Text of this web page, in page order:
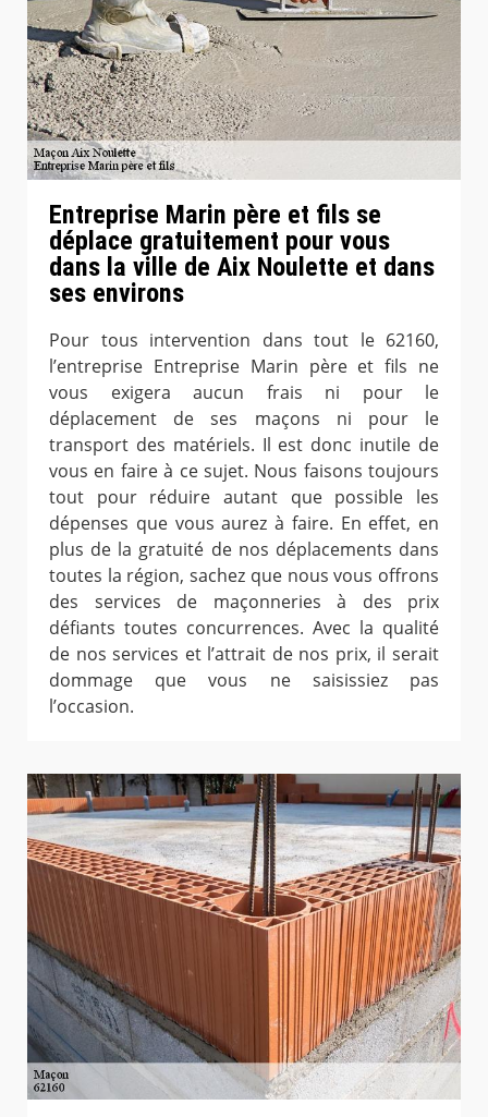
Entreprise Marin père et fils se
déplace gratuitement pour vous
dans la ville de Aix Noulette et dans
ses environs
Pour tous intervention dans tout le 62160,
l’entreprise Entreprise Marin père et fils ne
vous exigera aucun frais ni pour le
déplacement de ses maçons ni pour le
transport des matériels. Il est donc inutile de
vous en faire à ce sujet. Nous faisons toujours
tout pour réduire autant que possible les
dépenses que vous aurez à faire. En effet, en
plus de la gratuité de nos déplacements dans
toutes la région, sachez que nous vous offrons
des services de maçonneries à des prix
défiants toutes concurrences. Avec la qualité
de nos services et l’attrait de nos prix, il serait
dommage que vous ne saisissiez pas
l’occasion.